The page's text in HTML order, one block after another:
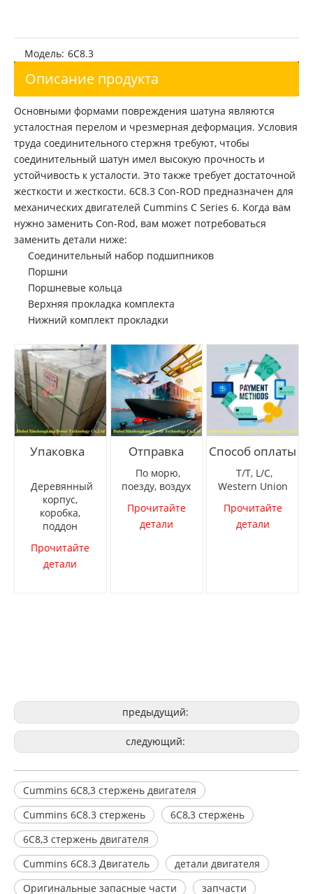
Модель: 6C8.3
Описание продукта
Основными формами повреждения шатуна являются
усталостная перелом и чрезмерная деформация. Условия
труда соединительного стержня требуют, чтобы
соединительный шатун имел высокую прочность и
устойчивость к усталости. Это также требует достаточной
жесткости и жесткости. 6C8.3 Con-ROD предназначен для
механических двигателей Cummins C Series 6. Когда вам
нужно заменить Con-Rod, вам может потребоваться
заменить детали ниже:
Соединительный набор подшипников
Поршни
Поршневые кольца
Верхняя прокладка комплекта
Нижний комплект прокладки
Упаковка
Деревянный
корпус,
коробка,
поддон
Прочитайте
детали
Отправка
По морю,
поезду, воздух
Прочитайте
детали
Способ оплаты
T/T, L/C,
Western Union
Прочитайте
детали
предыдущий:
следующий:
Cummins 6C8,3 стержень двигателя
Cummins 6C8.3 стержень
6C8,3 стержень
6C8,3 стержень двигателя
Cummins 6C8.3 Двигатель
детали двигателя
Оригинальные запасные части
запчасти